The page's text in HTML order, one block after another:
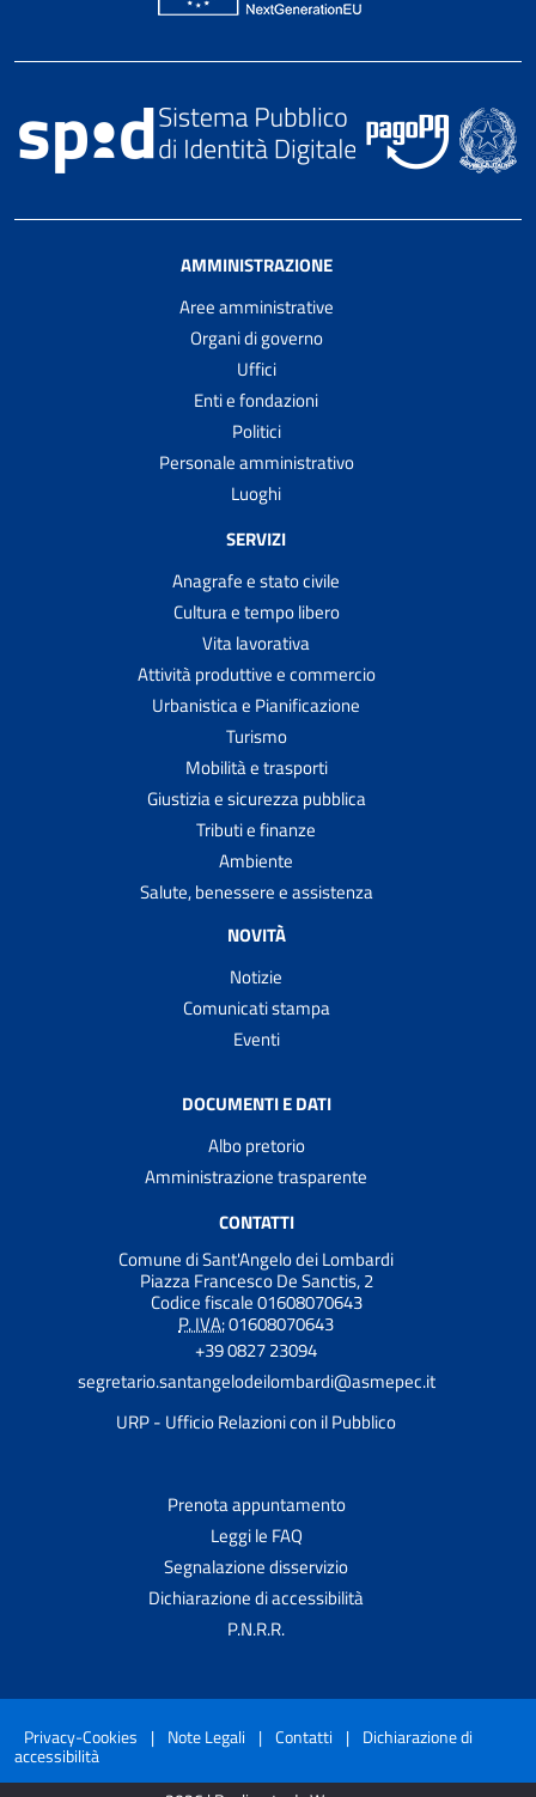
AMMINISTRAZIONE
Aree amministrative
Organi di governo
Uffici
Enti e fondazioni
Politici
Personale amministrativo
Luoghi
SERVIZI
Anagrafe e stato civile
Cultura e tempo libero
Vita lavorativa
Attività produttive e commercio
Urbanistica e Pianificazione
Turismo
Mobilità e trasporti
Giustizia e sicurezza pubblica
Tributi e finanze
Ambiente
Salute, benessere e assistenza
NOVITÀ
Notizie
Comunicati stampa
Eventi
DOCUMENTI E DATI
Albo pretorio
Amministrazione trasparente
CONTATTI
Comune di Sant'Angelo dei Lombardi
Piazza Francesco De Sanctis, 2
Codice fiscale 01608070643
P. IVA:01608070643
+39 0827 23094
segretario.santangelodeilombardi@asmepec.it
URP - Ufficio Relazioni con il Pubblico
Prenota appuntamento
Leggi le FAQ
Segnalazione disservizio
Dichiarazione di accessibilità
P.N.R.R.
Privacy-Cookies | Note Legali | Contatti | Dichiarazione di
accessibilità